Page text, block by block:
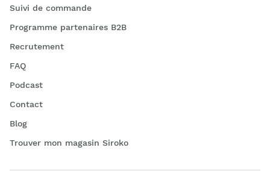
Suivi de commande
Programme partenaires B2B
Recrutement
FAQ
Podcast
Contact
Blog
Trouver mon magasin Siroko